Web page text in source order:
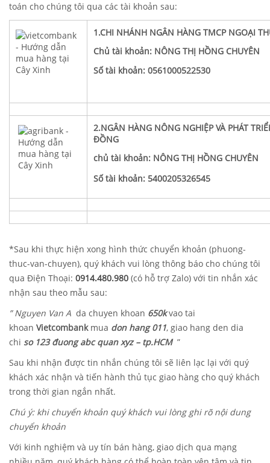
toán cho chúng tôi qua các tài khoản sau:
1.CHI NHÁNH NGÂN HÀNG TMCP NGOẠI
Chủ tài khoản: NÔNG THỊ HỒNG CHUYÊN
Số tài khoản: 0561000522530
2.NGÂN HÀNG NÔNG NGHIỆP VÀ PHÁT
ĐỒNG
chủ tài khoản: NÔNG THỊ HỒNG CHUYÊN
Số tài khoản: 5400205326545
*Sau khi thực hiện xong hình thức chuyển khoản (phuong-
thuc-van-chuyen), quý khách vui lòng thông báo cho chúng tôi
qua Điện Thoại: 0914.480.980 (có hỗ trợ Zalo) với tin nhắn xác
nhận sau theo mẫu sau:
” Nguyen Van A da chuyen khoan 650kvao tai
khoan Vietcombank mua don hang 011, giao hang den dia
chi so 123 đuong abc quan xyz – tp.HCM”
Sau khi nhận được tin nhắn chúng tôi sẽ liên lạc lại với quý
khách xác nhận và tiến hành thủ tục giao hàng cho quý khách
trong thời gian ngắn nhất.
Chú ý: khi chuyển khoản quý khách vui lòng ghi rõ nội dung
chuyển khoản
Với kinh nghiệm và uy tín bán hàng, giao dịch qua mạng